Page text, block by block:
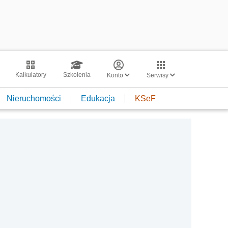
Kalkulatory Szkolenia Konto Serwisy
Nieruchomości Edukacja KSeF